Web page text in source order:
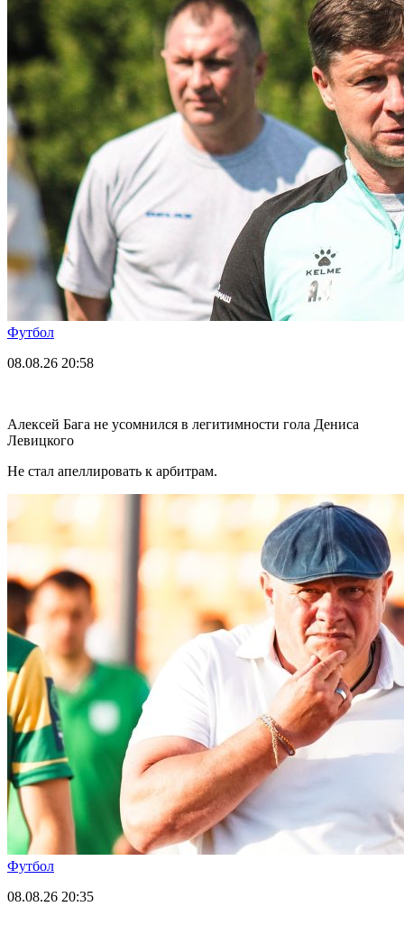
Футбол
08.08.26 20:58
Алексей Бага не усомнился в легитимности гола Дениса
Левицкого
Не стал апеллировать к арбитрам.
Футбол
08.08.26 20:35